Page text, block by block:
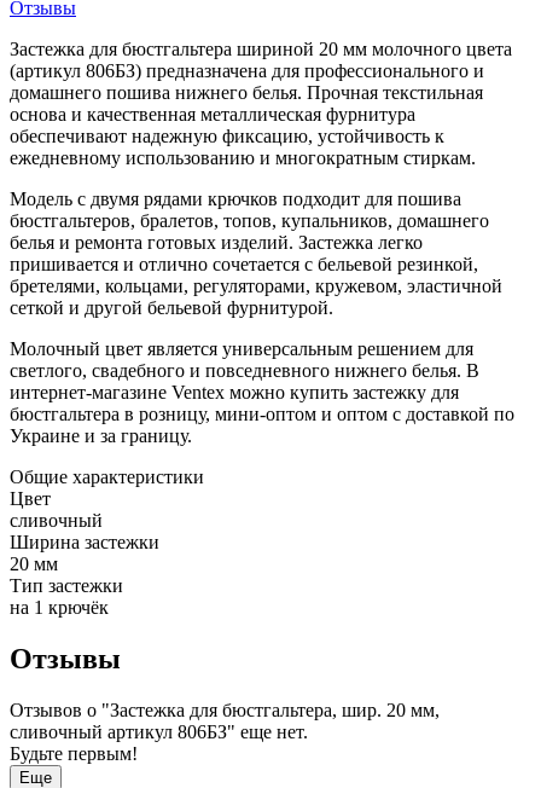
Отзывы
Застежка для бюстгальтера шириной 20 мм молочного цвета
(артикул 806БЗ) предназначена для профессионального и
домашнего пошива нижнего белья. Прочная текстильная
основа и качественная металлическая фурнитура
обеспечивают надежную фиксацию, устойчивость к
ежедневному использованию и многократным стиркам.
Модель с двумя рядами крючков подходит для пошива
бюстгальтеров, бралетов, топов, купальников, домашнего
белья и ремонта готовых изделий. Застежка легко
пришивается и отлично сочетается с бельевой резинкой,
бретелями, кольцами, регуляторами, кружевом, эластичной
сеткой и другой бельевой фурнитурой.
Молочный цвет является универсальным решением для
светлого, свадебного и повседневного нижнего белья. В
интернет-магазине Ventex можно купить застежку для
бюстгальтера в розницу, мини-оптом и оптом с доставкой по
Украине и за границу.
Общие характеристики
Цвет
сливочный
Ширина застежки
20 мм
Тип застежки
на 1 крючёк
Отзывы
Отзывов о "Застежка для бюстгальтера, шир. 20 мм,
сливочный артикул 806БЗ" еще нет.
Будьте первым!
Еще